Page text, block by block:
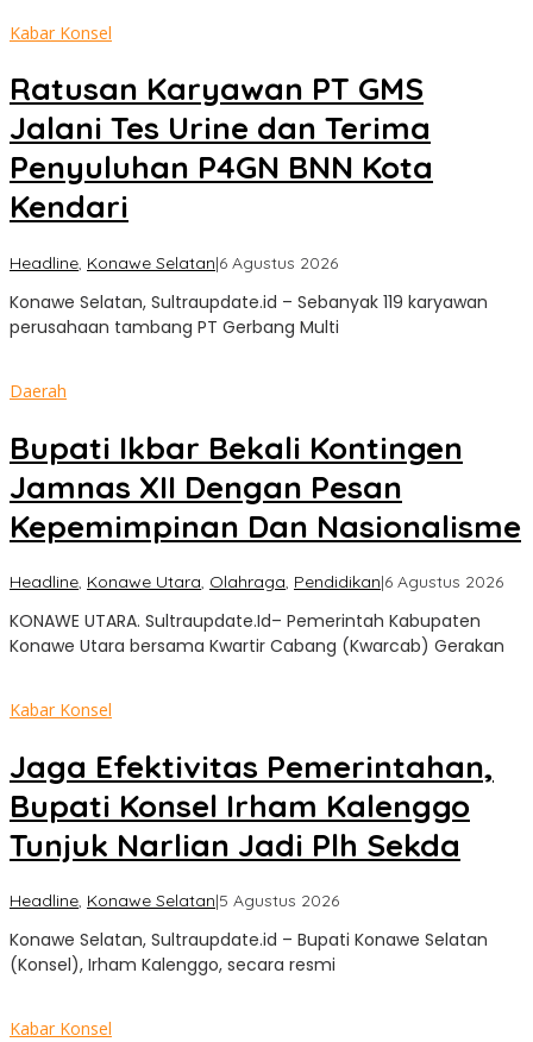
Kabar Konsel
Ratusan Karyawan PT GMS
Jalani Tes Urine dan Terima
Penyuluhan P4GN BNN Kota
Kendari
Headline, Konawe Selatan|6 Agustus 2026oleh
Update
Konawe Selatan, Sultraupdate.id – Sebanyak 119 karyawan
perusahaan tambang PT Gerbang Multi
Daerah
Bupati Ikbar Bekali Kontingen
Jamnas XII Dengan Pesan
Kepemimpinan Dan Nasionalisme
Headline, Konawe Utara, Olahraga, Pendidikan|6 Agustus 2026
KONAWE UTARA. Sultraupdate.Id– Pemerintah Kabupaten
Konawe Utara bersama Kwartir Cabang (Kwarcab) Gerakan
Kabar Konsel
Jaga Efektivitas Pemerintahan,
Bupati Konsel Irham Kalenggo
Tunjuk Narlian Jadi Plh Sekda
Headline, Konawe Selatan|5 Agustus 2026oleh
Update
Konawe Selatan, Sultraupdate.id – Bupati Konawe Selatan
(Konsel), Irham Kalenggo, secara resmi
Kabar Konsel